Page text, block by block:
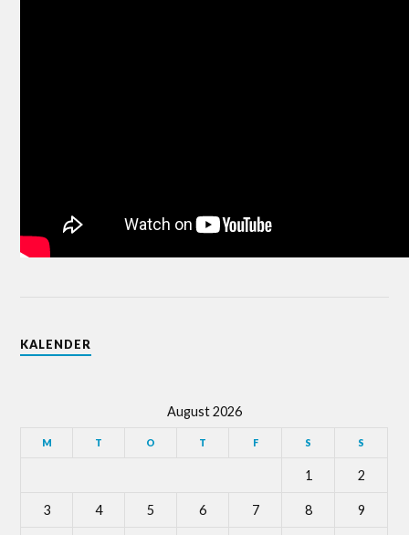
KALENDER
August 2026
M T O T F S S
1 2
3 4 5 6 7 8 9